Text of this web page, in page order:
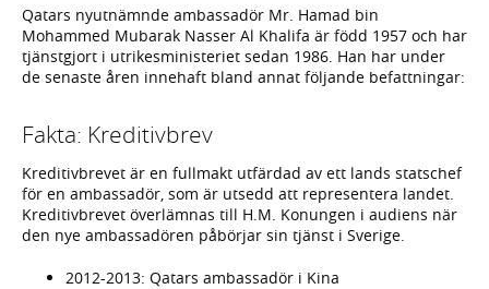
Qatars nyutnämnde ambassadör Mr. Hamad bin
Mohammed Mubarak Nasser Al Khalifa är född 1957 och har
tjänstgjort i utrikesministeriet sedan 1986. Han har under
de senaste åren innehaft bland annat följande befattningar:
Fakta: Kreditivbrev
Kreditivbrevet är en fullmakt utfärdad av ett lands statschef
för en ambassadör, som är utsedd att representera landet.
Kreditivbrevet överlämnas till H.M. Konungen i audiens när
den nye ambassadören påbörjar sin tjänst i Sverige.
2012-2013: Qatars ambassadör i Kina